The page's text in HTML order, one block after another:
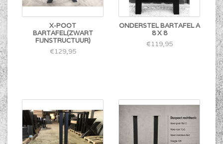
X-POOT
BARTAFEL(ZWART
FIJNSTRUCTUUR)
€129,95
ONDERSTEL BARTAFEL A
8 X 8
€119,95